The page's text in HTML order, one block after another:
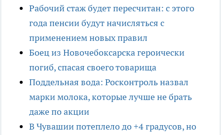
Рабочий стаж будет пересчитан: с этого
года пенсии будут начисляться с
применением новых правил
Боец из Новочебоксарска героически
погиб, спасая своего товарища
Поддельная вода: Росконтроль назвал
марки молока, которые лучше не брать
даже по акции
В Чувашии потеплело до +4 градусов, но